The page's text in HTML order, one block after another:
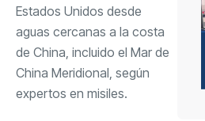
Estados Unidos desde
aguas cercanas a la costa
de China, incluido el Mar de
China Meridional, según
expertos en misiles.